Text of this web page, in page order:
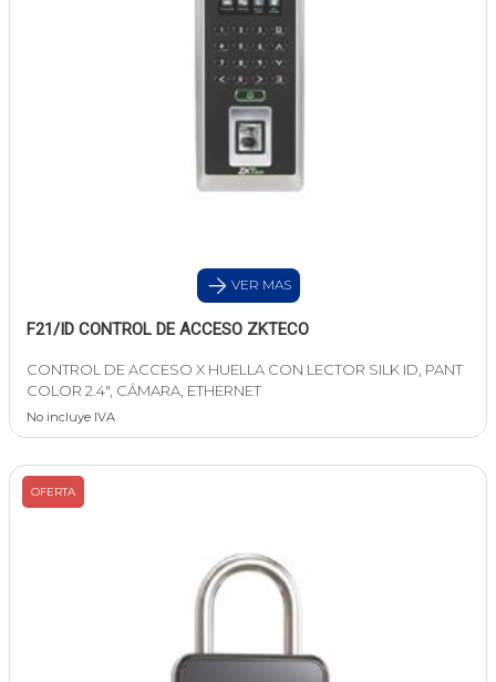
VER MAS
F21/ID CONTROL DE ACCESO ZKTECO
CONTROL DE ACCESO X HUELLA CON LECTOR SILK ID, PANT
COLOR 2.4", CÁMARA, ETHERNET
No incluye IVA
OFERTA